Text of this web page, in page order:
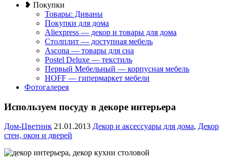
❥ Покупки
Товары: Диваны
Покупки для дома
Aliexpress — декор и товары для дома
Столплит — доступная мебель
Ascona — товары для сна
Postel Deluxe — текстиль
Первый Мебельный — корпусная мебель
HOFF — гипермаркет мебели
Фотогалерея
Используем посуду в декоре интерьера
Дом-Цветник 21.01.2013 Декор и аксессуары для дома, Декор
стен, окон и дверей